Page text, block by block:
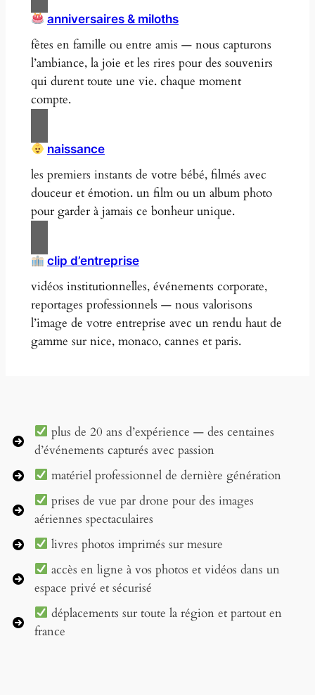
anniversaires & miloths
fêtes en famille ou entre amis — nous capturons
l’ambiance, la joie et les rires pour des souvenirs
qui durent toute une vie. chaque moment
compte.
naissance
les premiers instants de votre bébé, filmés avec
douceur et émotion. un film ou un album photo
pour garder à jamais ce bonheur unique.
clip d’entreprise
vidéos institutionnelles, événements corporate,
reportages professionnels — nous valorisons
l’image de votre entreprise avec un rendu haut de
gamme sur nice, monaco, cannes et paris.
plus de 20 ans d’expérience — des centaines
d’événements capturés avec passion
matériel professionnel de dernière génération
prises de vue par drone pour des images
aériennes spectaculaires
livres photos imprimés sur mesure
accès en ligne à vos photos et vidéos dans un
espace privé et sécurisé
déplacements sur toute la région et partout en
france